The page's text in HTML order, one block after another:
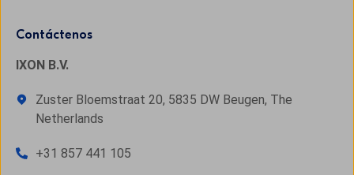
Contáctenos
IXON B.V.
Zuster Bloemstraat 20, 5835 DW Beugen, The
Netherlands
+31 857 441 105